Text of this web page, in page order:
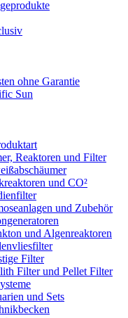
ohne Garantie
Sun
Reaktoren und Filter
und CO²
und Zubehör
und Algenreaktoren
Filter
Filter und Pellet Filter
und Sets